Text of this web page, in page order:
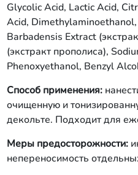
Glycolic Acid, Lactic Acid,
Acid,
Barbadensis Extract
(экстракт прополиса),
Phenoxyethanol, Benzyl
Способ применения:
очищенную и
декольте. Подходит для
Меры предосторожности:
непереносимость